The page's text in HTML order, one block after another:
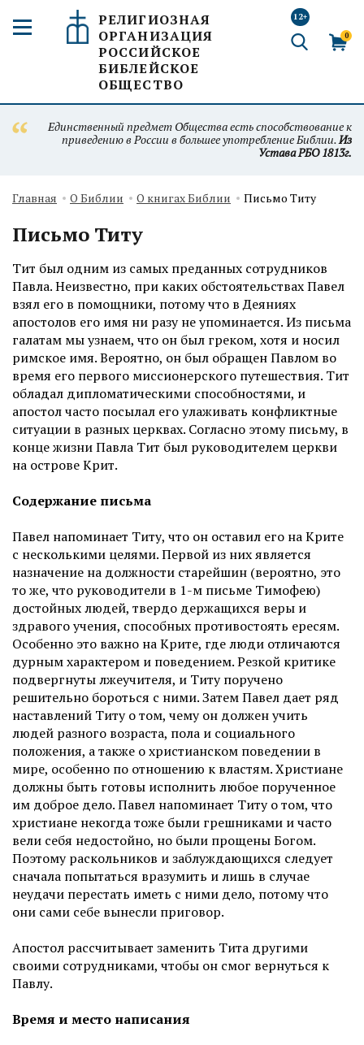
РЕЛИГИОЗНАЯ
ОРГАНИЗАЦИЯ
РОССИЙСКОЕ
БИБЛЕЙСКОЕ
ОБЩЕСТВО
12+
0
Единственный предмет Общества есть способствование к
приведению в России в большее употребление Библии.Из
Устава РБО 1813г.
Главная О Библии О книгах Библии Письмо Титу
Письмо Титу
Тит был одним из самых преданных сотрудников
Павла. Неизвестно, при каких обстоятельствах Павел
взял его в помощники, потому что в Деяниях
апостолов его имя ни разу не упоминается. Из письма
галатам мы узнаем, что он был греком, хотя и носил
римское имя. Вероятно, он был обращен Павлом во
время его первого миссионерского путешествия. Тит
обладал дипломатическими способностями, и
апостол часто посылал его улаживать конфликтные
ситуации в разных церквах. Согласно этому письму, в
конце жизни Павла Тит был руководителем церкви
на острове Крит.
Содержание письма
Павел напоминает Титу, что он оставил его на Крите
с несколькими целями. Первой из них является
назначение на должности старейшин (вероятно, это
то же, что руководители в 1-м письме Тимофею)
достойных людей, твердо держащихся веры и
здравого учения, способных противостоять ересям.
Особенно это важно на Крите, где люди отличаются
дурным характером и поведением. Резкой критике
подвергнуты лжеучителя, и Титу поручено
решительно бороться с ними. Затем Павел дает ряд
наставлений Титу о том, чему он должен учить
людей разного возраста, пола и социального
положения, а также о христианском поведении в
мире, особенно по отношению к властям. Христиане
должны быть готовы исполнить любое порученное
им доброе дело. Павел напоминает Титу о том, что
христиане некогда тоже были грешниками и часто
вели себя недостойно, но были прощены Богом.
Поэтому раскольников и заблуждающихся следует
сначала попытаться вразумить и лишь в случае
неудачи перестать иметь с ними дело, потому что
они сами себе вынесли приговор.
Апостол рассчитывает заменить Тита другими
своими сотрудниками, чтобы он смог вернуться к
Павлу.
Время и место написания